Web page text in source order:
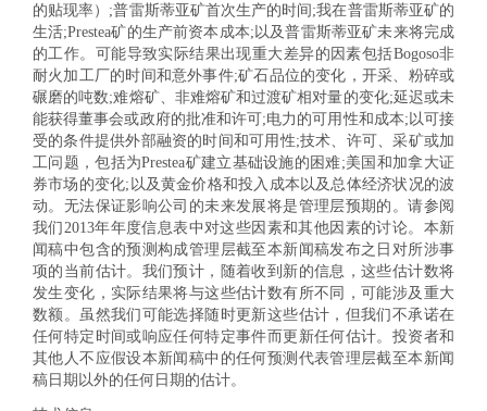
的贴现率）;普雷斯蒂亚矿首次生产的时间;我在普雷斯蒂亚矿的
生活;Prestea矿的生产前资本成本;以及普雷斯蒂亚矿未来将完成
的工作。可能导致实际结果出现重大差异的因素包括Bogoso非
耐火加工厂的时间和意外事件;矿石品位的变化，开采、粉碎或
碾磨的吨数;难熔矿、非难熔矿和过渡矿相对量的变化;延迟或未
能获得董事会或政府的批准和许可;电力的可用性和成本;以可接
受的条件提供外部融资的时间和可用性;技术、许可、采矿或加
工问题，包括为Prestea矿建立基础设施的困难;美国和加拿大证
券市场的变化;以及黄金价格和投入成本以及总体经济状况的波
动。无法保证影响公司的未来发展将是管理层预期的。请参阅
我们2013年年度信息表中对这些因素和其他因素的讨论。本新
闻稿中包含的预测构成管理层截至本新闻稿发布之日对所涉事
项的当前估计。我们预计，随着收到新的信息，这些估计数将
发生变化，实际结果将与这些估计数有所不同，可能涉及重大
数额。虽然我们可能选择随时更新这些估计，但我们不承诺在
任何特定时间或响应任何特定事件而更新任何估计。投资者和
其他人不应假设本新闻稿中的任何预测代表管理层截至本新闻
稿日期以外的任何日期的估计。